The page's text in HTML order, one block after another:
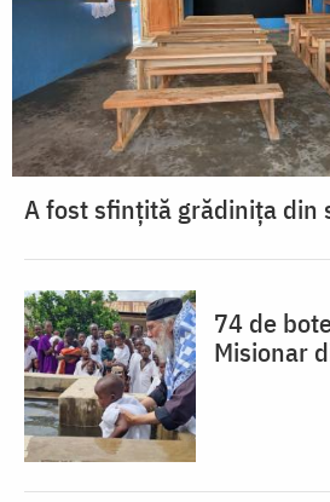
A fost sfințită grădinița din
74 de
Misionar